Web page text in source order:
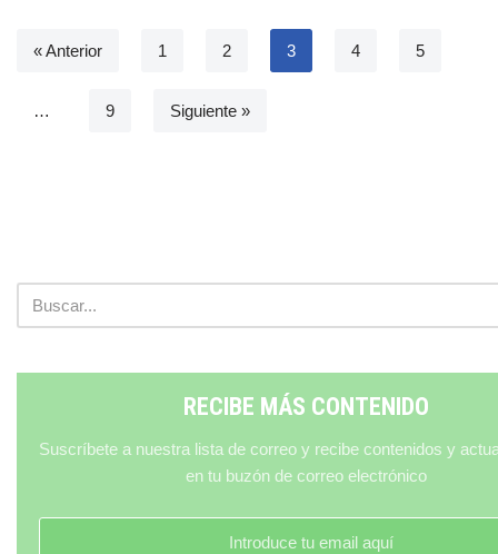
« Anterior 1 2 3 4 5
… 9 Siguiente »
RECIBE MÁS CONTENIDO
Suscríbete a nuestra lista de correo y recibe contenidos y
en tu buzón de correo electrónico